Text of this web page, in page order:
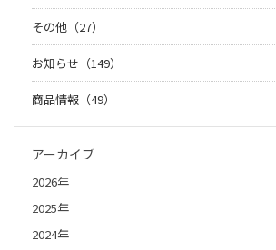
その他（27）
お知らせ（149）
商品情報（49）
アーカイブ
2026年
2025年
2024年